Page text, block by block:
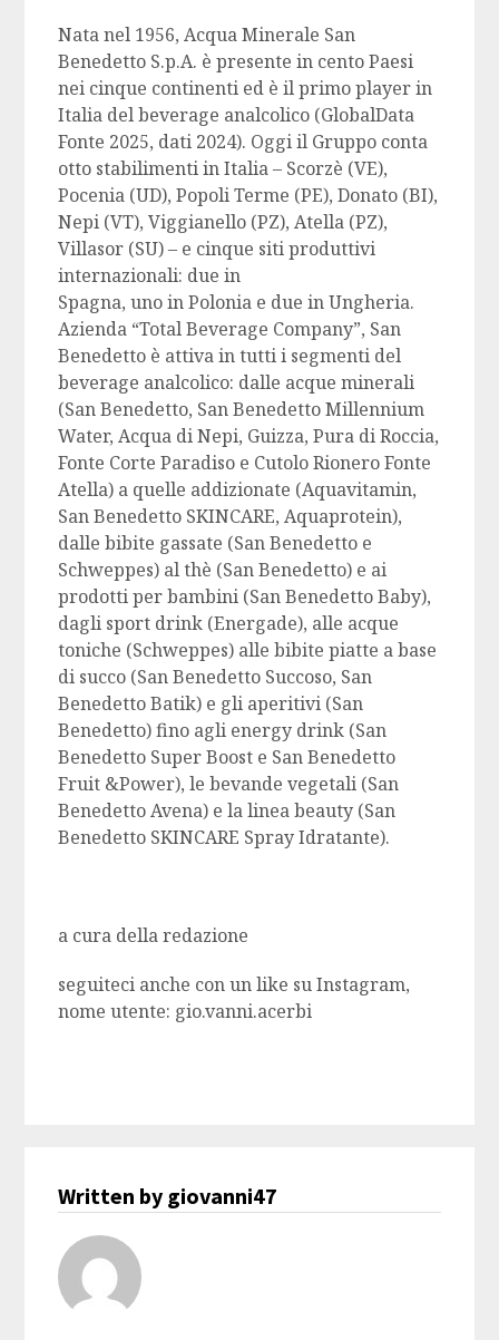
Nata nel 1956, Acqua Minerale San
Benedetto S.p.A. è presente in cento Paesi
nei cinque continenti ed è il primo player in
Italia del beverage analcolico (GlobalData
Fonte 2025, dati 2024). Oggi il Gruppo conta
otto stabilimenti in Italia – Scorzè (VE),
Pocenia (UD), Popoli Terme (PE), Donato (BI),
Nepi (VT), Viggianello (PZ), Atella (PZ),
Villasor (SU) – e cinque siti produttivi
internazionali: due in
Spagna, uno in Polonia e due in Ungheria.
Azienda “Total Beverage Company”, San
Benedetto è attiva in tutti i segmenti del
beverage analcolico: dalle acque minerali
(San Benedetto, San Benedetto Millennium
Water, Acqua di Nepi, Guizza, Pura di Roccia,
Fonte Corte Paradiso e Cutolo Rionero Fonte
Atella) a quelle addizionate (Aquavitamin,
San Benedetto SKINCARE, Aquaprotein),
dalle bibite gassate (San Benedetto e
Schweppes) al thè (San Benedetto) e ai
prodotti per bambini (San Benedetto Baby),
dagli sport drink (Energade), alle acque
toniche (Schweppes) alle bibite piatte a base
di succo (San Benedetto Succoso, San
Benedetto Batik) e gli aperitivi (San
Benedetto) fino agli energy drink (San
Benedetto Super Boost e San Benedetto
Fruit &Power), le bevande vegetali (San
Benedetto Avena) e la linea beauty (San
Benedetto SKINCARE Spray Idratante).
a cura della redazione
seguiteci anche con un like su Instagram,
nome utente: gio.vanni.acerbi
Written by giovanni47